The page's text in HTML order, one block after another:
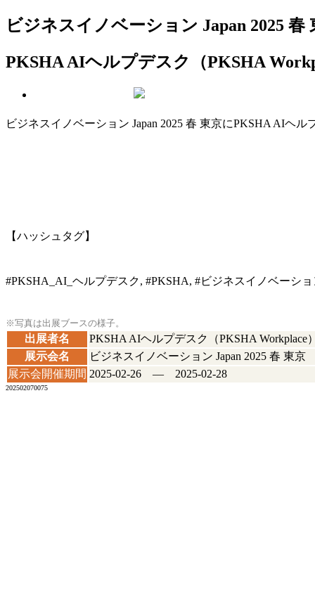
ビジネスイノベーション Japan 2025 春
PKSHA AIヘルプデスク（PKSHA
ビジネスイノベーション Japan 2025 春 東京にPKSHA AIヘ
【ハッシュタグ】
#PKSHA_AI_ヘルプデスク, #PKSHA, #ビジネスイノベーショ
※写真は出展ブースの様子。
出展者名
PKSHA AIヘルプデスク（PKSHA Workplace
展示会名
ビジネスイノベーション Japan 2025 春 東京
展示会開催期間 2025-02-26 ― 2025-02-28
202502070075